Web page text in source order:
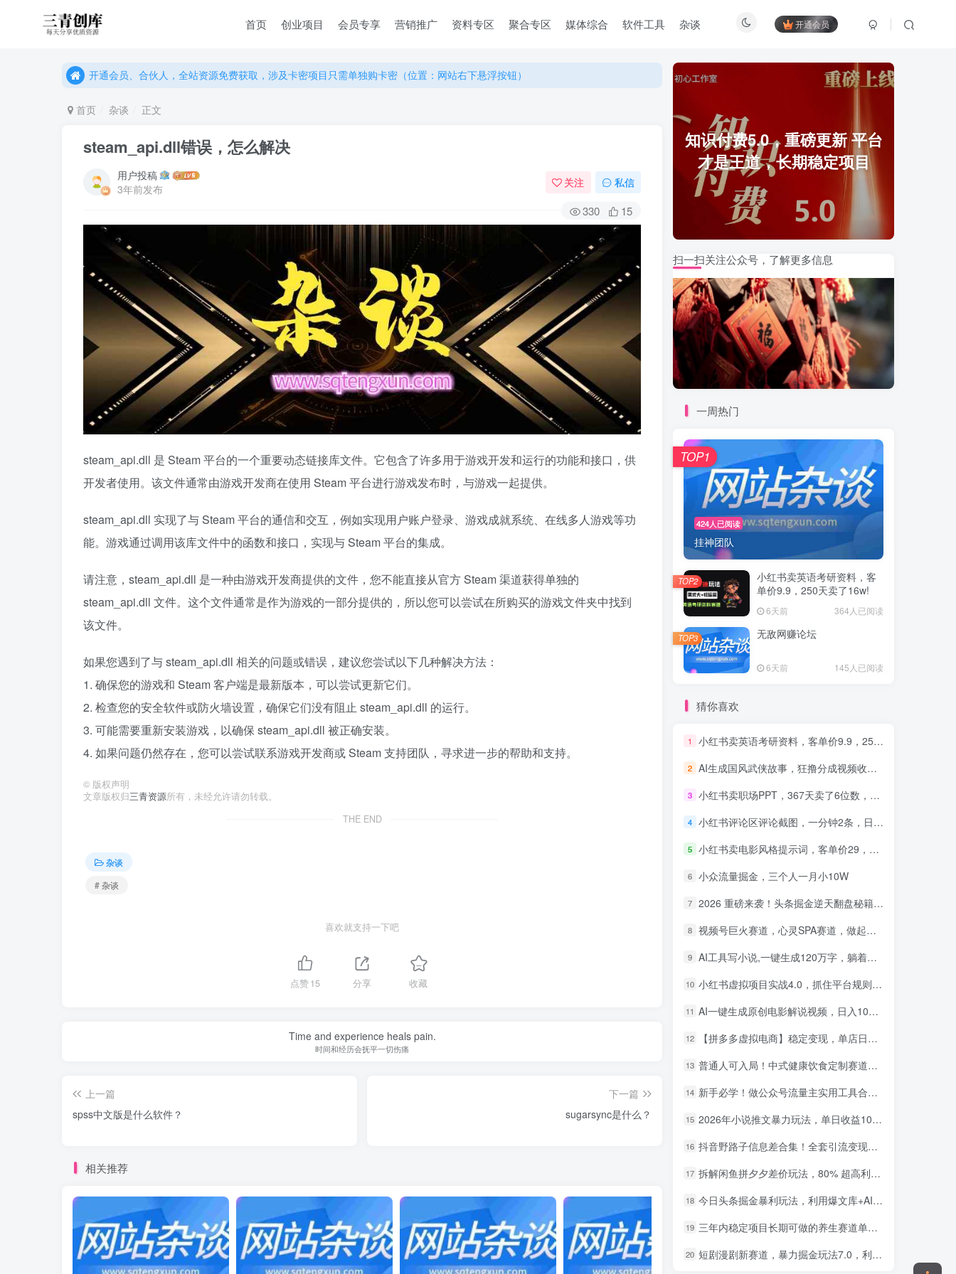
开通会员
首页 创业项目 会员专享 营销推广 资料专区 聚合专区 媒体综合 软件工具 杂谈
开通会员、合伙人，全站资源免费获取，涉及卡密项目只需单独购卡密（位置：网站右下悬浮按钮）
开通会员、合伙人，全站资源免费获取，涉及卡密项目只需单独购卡密（位置：网站右下悬浮按钮）
首页 杂谈 正文
steam_api.dll错误，怎么解决
用户投稿
3年前发布
关注 私信
330 15
steam_api.dll 是 Steam 平台的一个重要动态链接库文件。它包含了许多用于游戏开发和运行的功能和接口，供
开发者使用。该文件通常由游戏开发商在使用 Steam 平台进行游戏发布时，与游戏一起提供。
steam_api.dll 实现了与 Steam 平台的通信和交互，例如实现用户账户登录、游戏成就系统、在线多人游戏等功
能。游戏通过调用该库文件中的函数和接口，实现与 Steam 平台的集成。
请注意，steam_api.dll 是一种由游戏开发商提供的文件，您不能直接从官方 Steam 渠道获得单独的
steam_api.dll 文件。这个文件通常是作为游戏的一部分提供的，所以您可以尝试在所购买的游戏文件夹中找到
该文件。
如果您遇到了与 steam_api.dll 相关的问题或错误，建议您尝试以下几种解决方法：
1. 确保您的游戏和 Steam 客户端是最新版本，可以尝试更新它们。
2. 检查您的安全软件或防火墙设置，确保它们没有阻止 steam_api.dll 的运行。
3. 可能需要重新安装游戏，以确保 steam_api.dll 被正确安装。
4. 如果问题仍然存在，您可以尝试联系游戏开发商或 Steam 支持团队，寻求进一步的帮助和支持。
© 版权声明
文章版权归三青资源所有，未经允许请勿转载。
THE END
杂谈
# 杂谈
喜欢就支持一下吧
点赞15 分享 收藏
Time and experience heals pain.
时间和经历会抚平一切伤痛
上一篇
spss中文版是什么软件？
下一篇
sugarsync是什么？
相关推荐
知识付费5.0，重磅更新 平台
才是王道，长期稳定项目
扫一扫关注公众号，了解更多信息
一周热门
424人已阅读
挂神团队
TOP1
小红书卖英语考研资料，客
单价9.9，250天卖了16w!
6天前 364人已阅读
TOP2
无敌网赚论坛
6天前 145人已阅读
TOP3
猜你喜欢
1 小红书卖英语考研资料，客单价9.9，250天卖了16w!
2 AI生成国风武侠故事，狂撸分成视频收益，轻松日入1000+【可多平台分发】！
3 小红书卖职场PPT，367天卖了6位数，从0-1全流程讲解
4 小红书评论区评论截图，一分钟2条，日入几千，多劳多得!
5 小红书卖电影风格提示词，客单价29，50多天卖了790单，小白直接抄作业！
6 小众流量掘金，三个人一月小10W
7 2026 重磅来袭！头条掘金逆天翻盘秘籍，AI 一键打造爆款内容，只需简单复制粘贴，日入 1000 + 轻松实现！
8 视频号巨火赛道，心灵SPA赛道，做起来超简单，每天收益800+！
9 AI工具写小说,一键生成120万字，躺着也能赚，月入2w+！
10 小红书虚拟项目实战4.0，抓住平台规则调整，单店日入500+！
11 AI一键生成原创电影解说视频，日入1000+！
12 【拼多多虚拟电商】稳定变现，单店日利润500+，软件挂机全自动发货，轻松实现月入1w+！
13 普通人可入局！中式健康饮食定制赛道，AI 十分钟做爆款，变现超给力
14 新手必学！做公众号流量主实用工具合集，从选题到变现，一篇搞定（新手必备）
15 2026年小说推文暴力玩法，单日收益1000+，小白看完即可上手
16 抖音野路子信息差合集！全套引流变现玩法，保姆级拆解
17 拆解闲鱼拼夕夕差价玩法，80% 超高利润，日入轻松过千
18 今日头条掘金暴利玩法，利用爆文库+AI辅助，轻松矩阵、当天起号，简单粗暴，日入1000+
19 三年内稳定项目长期可做的养生赛道单条视频收入2200
20 短剧漫剧新赛道，暴力掘金玩法7.0，利用最权威的去重技术，号称单日可收益最高1w+